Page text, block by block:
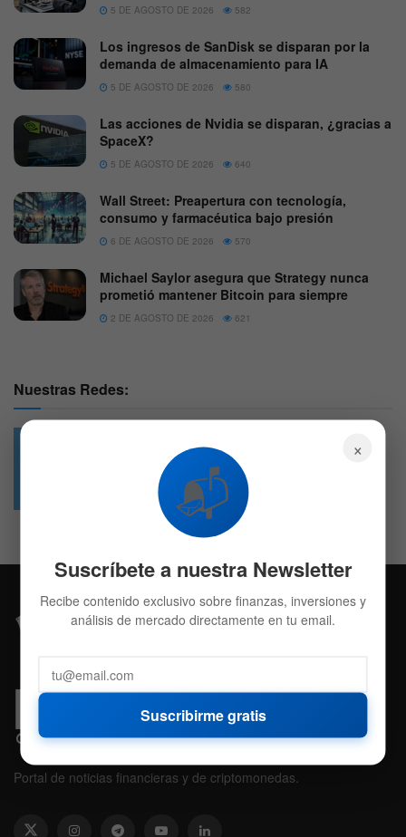
5 DE AGOSTO DE 2026 582
Los ingresos de SanDisk se disparan por la
demanda de almacenamiento para IA
5 DE AGOSTO DE 2026 580
Las acciones de Nvidia se disparan, ¿gracias a
SpaceX?
5 DE AGOSTO DE 2026 640
Wall Street: Preapertura con tecnología,
consumo y farmacéutica bajo presión
6 DE AGOSTO DE 2026 570
Michael Saylor asegura que Strategy nunca
prometió mantener Bitcoin para siempre
2 DE AGOSTO DE 2026 621
Nuestras Redes:
4.7k
Followers
Portal de noticias financieras y de criptomonedas.
×
📬
Suscríbete a nuestra Newsletter
Recibe contenido exclusivo sobre finanzas, inversiones y
análisis de mercado directamente en tu email.
Suscribirme gratis